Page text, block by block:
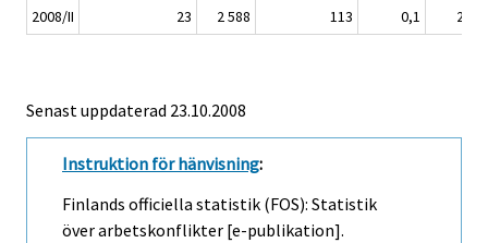
2008/II
23 2 588 113 0,1 2
Senast uppdaterad 23.10.2008
Instruktion för hänvisning:
Finlands officiella statistik (FOS): Statistik
över arbetskonflikter [e-publikation].